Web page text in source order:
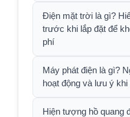
Điện mặt trời là gì?
trước khi lắp đặt để
phí
Máy phát điện là gì?
hoạt động và lưu ý
Hiện tượng hồ quang